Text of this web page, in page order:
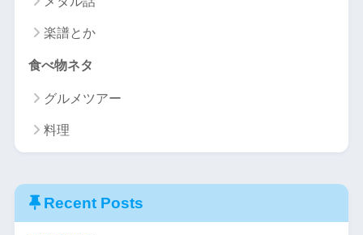
楽譜とか
食べ物ネタ
グルメツアー
料理
Recent Posts